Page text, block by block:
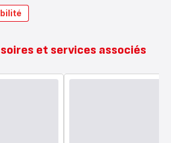
et services associés